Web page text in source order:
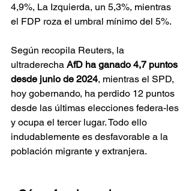
4,9%, La Izquierda, un 5,3%, mientras
el FDP roza el umbral mínimo del 5%.
Según recopila Reuters, la
ultraderecha AfD ha ganado 4,7 puntos
desde junio de 2024, mientras el SPD,
hoy gobernando, ha perdido 12 puntos
desde las últimas elecciones federa-les
y ocupa el tercer lugar. Todo ello
indudablemente es desfavorable a la
población migrante y extranjera.